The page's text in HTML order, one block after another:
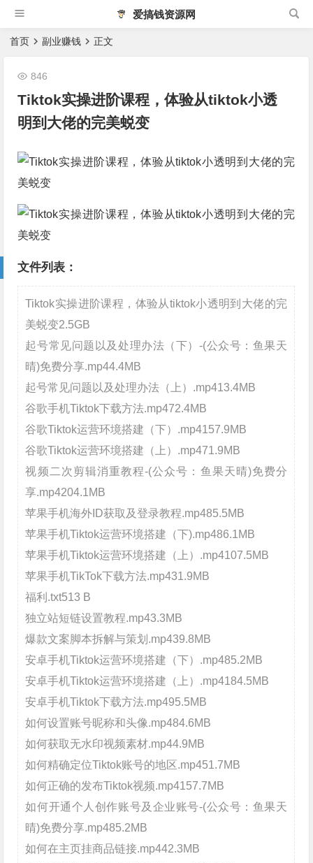
爱搞钱资源网
首页 副业赚钱 正文
Tiktok实操进阶课程，体验从tiktok小透
明到大佬的完美蜕变
846
文件列表：
Tiktok实操进阶课程，体验从tiktok小透明到大佬的完
美蜕变2.5GB
起号常见问题以及处理办法（下）-(公众号：鱼果天
晴)免费分享.mp44.4MB
起号常见问题以及处理办法（上）.mp413.4MB
谷歌手机Tiktok下载方法.mp472.4MB
谷歌Tiktok运营环境搭建（下）.mp4157.9MB
谷歌Tiktok运营环境搭建（上）.mp471.9MB
视频二次剪辑消重教程-(公众号：鱼果天晴)免费分
享.mp4204.1MB
苹果手机海外ID获取及登录教程.mp485.5MB
苹果手机Tiktok运营环境搭建（下).mp486.1MB
苹果手机Tiktok运营环境搭建（上）.mp4107.5MB
苹果手机TikTok下载方法.mp431.9MB
福利.txt513 B
独立站短链设置教程.mp43.3MB
爆款文案脚本拆解与策划.mp439.8MB
安卓手机Tiktok运营环境搭建（下）.mp485.2MB
安卓手机Tiktok运营环境搭建（上）.mp4184.5MB
安卓手机Tiktok下载方法.mp495.5MB
如何设置账号昵称和头像.mp484.6MB
如何获取无水印视频素材.mp44.9MB
如何精确定位Tiktok账号的地区.mp451.7MB
如何正确的发布Tiktok视频.mp4157.7MB
如何开通个人创作账号及企业账号-(公众号：鱼果天
晴)免费分享.mp485.2MB
如何在主页挂商品链接.mp442.3MB